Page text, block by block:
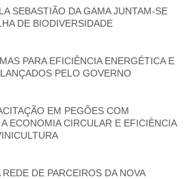
SEBASTIÃO DA GAMA JUNTAM-SE
DE BIODIVERSIDADE
PARA EFICIÊNCIA ENERGÉTICA E
PELO GOVERNO
EM PEGÕES COM
A ECONOMIA CIRCULAR E EFICIÈNCIA
DE PARCEIROS DA NOVA